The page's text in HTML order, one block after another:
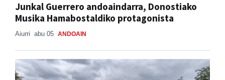
Junkal Guerrero andoaindarra, Donostiako
Musika Hamabostaldiko protagonista
Aiurri abu 05 ANDOAIN